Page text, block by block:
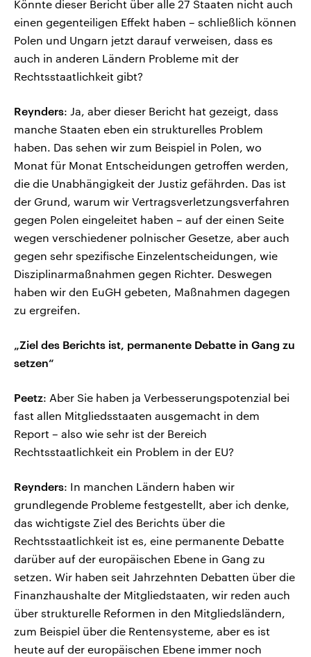
Könnte dieser Bericht über alle 27 Staaten nicht auch
einen gegenteiligen Effekt haben – schließlich können
Polen und Ungarn jetzt darauf verweisen, dass es
auch in anderen Ländern Probleme mit der
Rechtsstaatlichkeit gibt?
Reynders: Ja, aber dieser Bericht hat gezeigt, dass
manche Staaten eben ein strukturelles Problem
haben. Das sehen wir zum Beispiel in Polen, wo
Monat für Monat Entscheidungen getroffen werden,
die die Unabhängigkeit der Justiz gefährden. Das ist
der Grund, warum wir Vertragsverletzungsverfahren
gegen Polen eingeleitet haben – auf der einen Seite
wegen verschiedener polnischer Gesetze, aber auch
gegen sehr spezifische Einzelentscheidungen, wie
Disziplinarmaßnahmen gegen Richter. Deswegen
haben wir den EuGH gebeten, Maßnahmen dagegen
zu ergreifen.
„Ziel des Berichts ist, permanente Debatte in Gang zu
setzen“
Peetz: Aber Sie haben ja Verbesserungspotenzial bei
fast allen Mitgliedsstaaten ausgemacht in dem
Report – also wie sehr ist der Bereich
Rechtsstaatlichkeit ein Problem in der EU?
Reynders: In manchen Ländern haben wir
grundlegende Probleme festgestellt, aber ich denke,
das wichtigste Ziel des Berichts über die
Rechtsstaatlichkeit ist es, eine permanente Debatte
darüber auf der europäischen Ebene in Gang zu
setzen. Wir haben seit Jahrzehnten Debatten über die
Finanzhaushalte der Mitgliedstaaten, wir reden auch
über strukturelle Reformen in den Mitgliedsländern,
zum Beispiel über die Rentensysteme, aber es ist
heute auf der europäischen Ebene immer noch